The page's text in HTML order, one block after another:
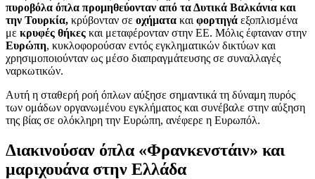
πυροβόλα όπλα προμηθεύονταν από τα Δυτικά Βαλκάνια και
την Τουρκία, κρύβονταν σε οχήματα και φορτηγά εξοπλισμένα
με κρυφές θήκες και μεταφέρονταν στην ΕΕ. Μόλις έφταναν στην
Ευρώπη, κυκλοφορούσαν εντός εγκληματικών δικτύων και
χρησιμοποιούνταν ως μέσο διαπραγμάτευσης σε συναλλαγές
ναρκωτικών.
Αυτή η σταθερή ροή όπλων αύξησε σημαντικά τη δύναμη πυρός
των ομάδων οργανωμένου εγκλήματος και συνέβαλε στην αύξηση
της βίας σε ολόκληρη την Ευρώπη, ανέφερε η Ευρωπόλ.
Διακινούσαν όπλα «Φρανκενστάιν» και
μαριχουάνα στην Ελλάδα